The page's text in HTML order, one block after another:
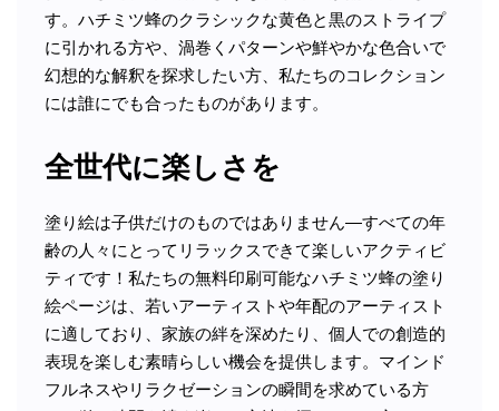
す。ハチミツ蜂のクラシックな黄色と黒のストライプ
に引かれる方や、渦巻くパターンや鮮やかな色合いで
幻想的な解釈を探求したい方、私たちのコレクション
には誰にでも合ったものがあります。
全世代に楽しさを
塗り絵は子供だけのものではありません—すべての年
齢の人々にとってリラックスできて楽しいアクティビ
ティです！私たちの無料印刷可能なハチミツ蜂の塗り
絵ページは、若いアーティストや年配のアーティスト
に適しており、家族の絆を深めたり、個人での創造的
表現を楽しむ素晴らしい機会を提供します。マインド
フルネスやリラクゼーションの瞬間を求めている方